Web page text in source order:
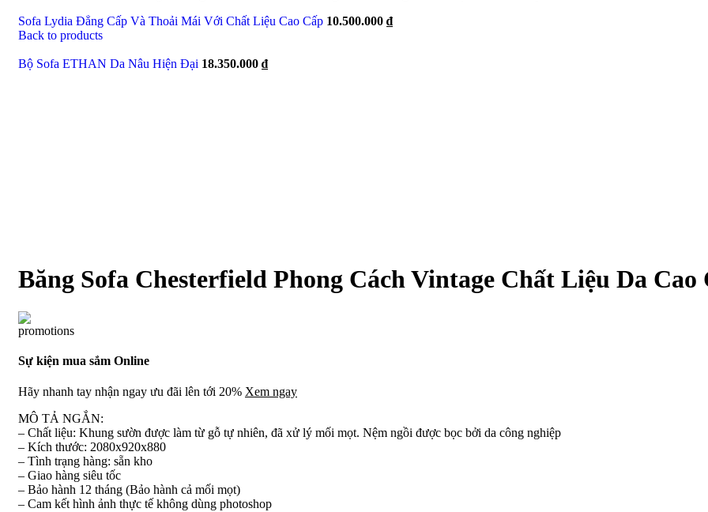
Sofa Lydia Đẳng Cấp Và Thoải Mái Với Chất Liệu Cao Cấp 10.500.000 ₫
Back to products
Bộ Sofa ETHAN Da Nâu Hiện Đại 18.350.000 ₫
Băng Sofa Chesterfield Phong Cách Vintage Chất Liệu Da Cao
Sự kiện mua sắm Online
Hãy nhanh tay nhận ngay ưu đãi lên tới 20% Xem ngay
MÔ TẢ NGẮN:
– Chất liệu: Khung sườn được làm từ gỗ tự nhiên, đã xử lý mối mọt. Nệm ngồi được bọc bởi da công nghiệp
– Kích thước: 2080x920x880
– Tình trạng hàng: sẵn kho
– Giao hàng siêu tốc
– Bảo hành 12 tháng (Bảo hành cả mối mọt)
– Cam kết hình ảnh thực tế không dùng photoshop